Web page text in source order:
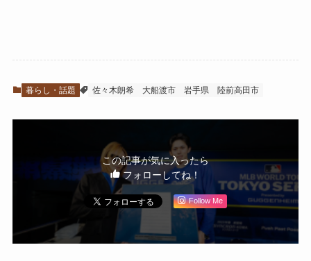
暮らし・話題 佐々木朗希 大船渡市 岩手県 陸前高田市
この記事が気に入ったら
フォローしてね！
Follow Me